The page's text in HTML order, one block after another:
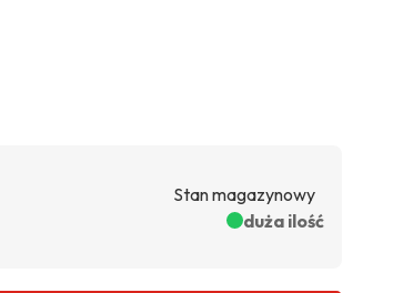
Stan magazynowy
duża ilość